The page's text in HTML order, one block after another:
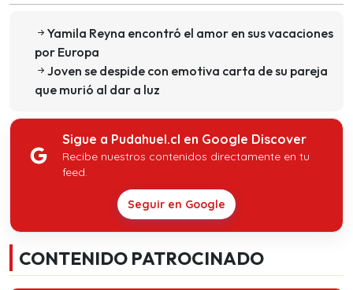
Yamila Reyna encontró el amor en sus vacaciones
por Europa
Joven se despide con emotiva carta de su pareja
que murió al dar a luz
Sigue a Pudahuel.cl en Google Discover
Recibe nuestros contenidos directamente en tu
feed.
Seguir en Google
CONTENIDO PATROCINADO